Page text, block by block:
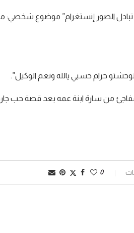
الصور إنستغرام” موضوع شخصي:
حرام حسبي يالله ونعم الوكيل”.
المفاجئ من سارة ابنة عمه بعد قصة حب
0